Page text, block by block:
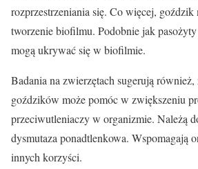
rozprzestrzeniania się. Co więcej, goździk
tworzenie biofilmu. Podobnie jak
mogą ukrywać się w biofilmie.
Badania na zwierzętach sugerują również,
goździków może pomóc w zwiększeniu
przeciwutleniaczy w organizmie. Należą
dysmutaza ponadtlenkowa. Wspomagają
innych korzyści.